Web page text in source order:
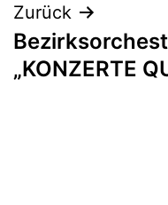
Zurück
„KONZERTE